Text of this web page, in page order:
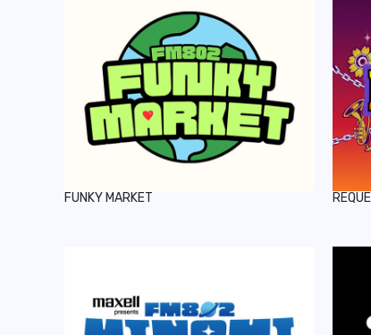
FUNKY MARKET